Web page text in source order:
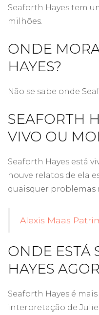
Seaforth Hayes tem
milhões.
ONDE
HAYES?
Não se sabe onde
SEAFORTH
VIVO OU
Seaforth Hayes está
houve relatos de ela
quaisquer problemas
Alexis Maas
ONDE ESTÁ
HAYES
Seaforth Hayes é
interpretação de